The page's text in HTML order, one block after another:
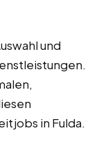
und
in Fulda.